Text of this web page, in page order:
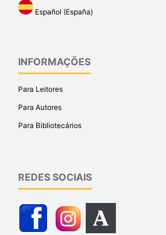
Español (España)
INFORMAÇÕES
Para Leitores
Para Autores
Para Bibliotecários
REDES SOCIAIS